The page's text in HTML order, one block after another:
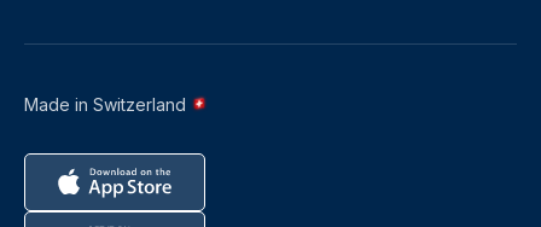
Made in Switzerland